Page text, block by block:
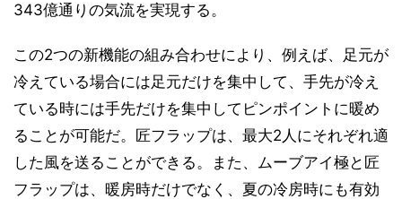
343億通りの気流を実現する。
この2つの新機能の組み合わせにより、例えば、足元が
冷えている場合には足元だけを集中して、手先が冷え
ている時には手先だけを集中してピンポイントに暖め
ることが可能だ。匠フラップは、最大2人にそれぞれ適
した風を送ることができる。また、ムーブアイ極と匠
フラップは、暖房時だけでなく、夏の冷房時にも有効